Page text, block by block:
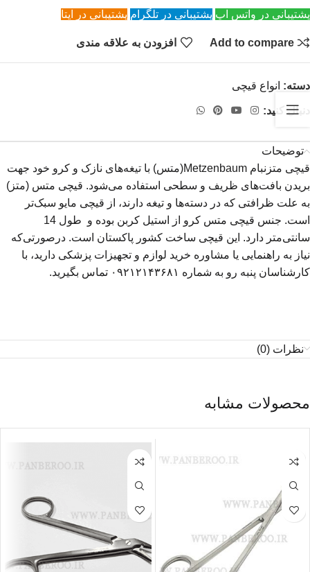
پشتیبانی در واتس اپ پشتیبانی در تلگرام پشتیبانی در ایتا
Add to compare افزودن به علاقه مندی
دسته: انواع قیچی
دنبال کنید:
توضیحات
قیچی متزنبام Metzenbaum(متس) با تیغه‌های نازک و کرو خود جهت
بریدن بافت‌های ظریف و سطحی استفاده می‌شود. قیچی متس (متز)
به علت ظرافتی که در دسته‌ها و تیغه دارند، از قیچی مایو سبک‌تر
است. جنس قیچی متس کرو از استیل کربن بوده و طول 14
سانتی‌متر دارد. این قیچی ساخت کشور پاکستان است. درصورتی‌که
نیاز به راهنمایی یا مشاوره خرید لوازم و تجهیزات پزشکی دارید، با
کارشناسان پنبه رو به شماره ۰۹۲۱۲۱۴۳۶۸۱ تماس بگیرید.
نظرات (0)
محصولات مشابه